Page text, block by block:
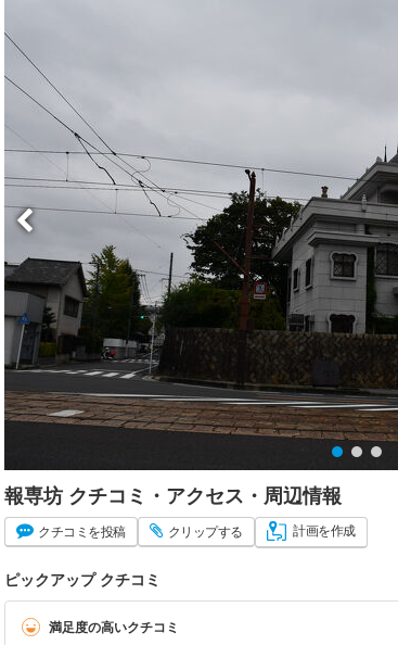
報専坊 クチコミ・アクセス・周辺情報
クチコミ を投稿 クリップする 計画を作成
ピックアップ クチコミ
満足度の高いクチコミ